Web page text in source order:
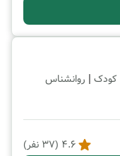
کودک | روانشناس
4.6
(
37 نفر)